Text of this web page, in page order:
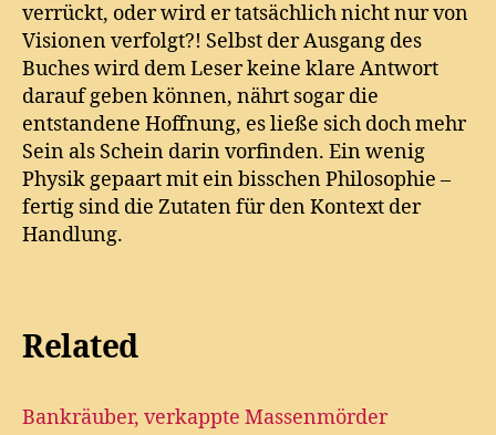
verrückt, oder wird er tatsächlich nicht nur von
Visionen verfolgt?! Selbst der Ausgang des
Buches wird dem Leser keine klare Antwort
darauf geben können, nährt sogar die
entstandene Hoffnung, es ließe sich doch mehr
Sein als Schein darin vorfinden. Ein wenig
Physik gepaart mit ein bisschen Philosophie –
fertig sind die Zutaten für den Kontext der
Handlung.
Related
Bankräuber, verkappte Massenmörder